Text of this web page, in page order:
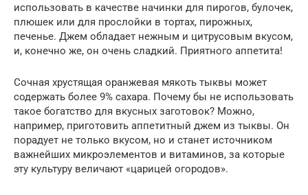
использовать в качестве начинки для пирогов, булочек,
плюшек или для прослойки в тортах, пирожных,
печенье. Джем обладает нежным и цитрусовым вкусом,
и, конечно же, он очень сладкий. Приятного аппетита!
Сочная хрустящая оранжевая мякоть тыквы может
содержать более 9% сахара. Почему бы не использовать
такое богатство для вкусных заготовок? Можно,
например, приготовить аппетитный джем из тыквы. Он
порадует не только вкусом, но и станет источником
важнейших микроэлементов и витаминов, за которые
эту культуру величают «царицей огородов».